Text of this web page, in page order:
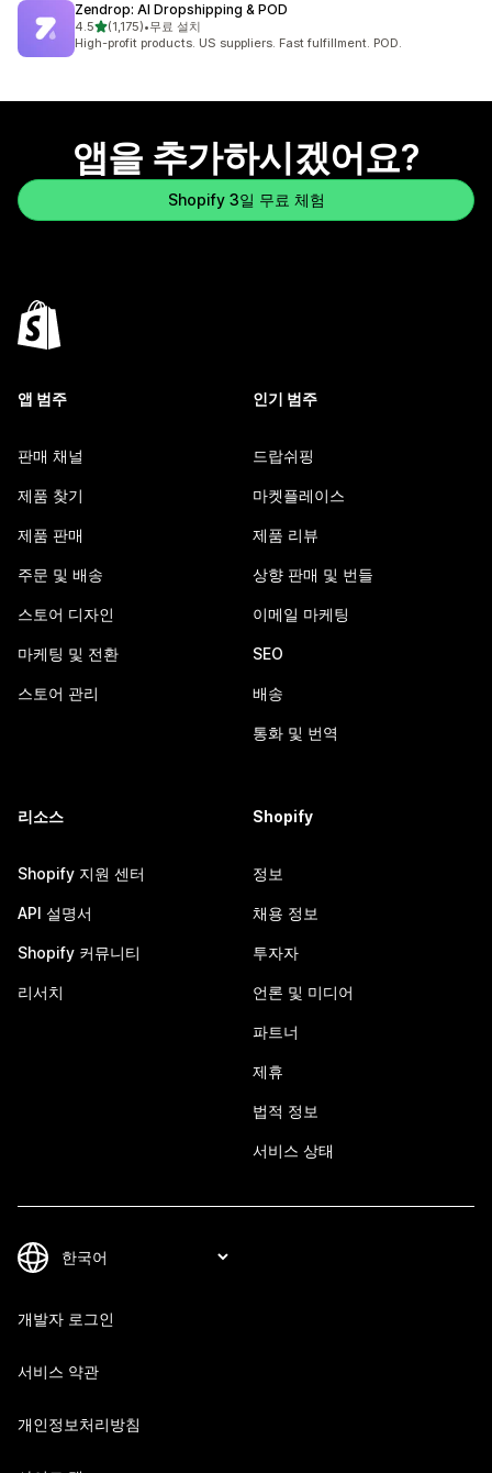
Zendrop: AI Dropshipping & POD
4.5별 5개 중
(1,175)
총 리뷰 1175개
•무료 설치
High-profit products. US suppliers. Fast fulfillment. POD.
앱을 추가하시겠어요?
Shopify 3일 무료 체험
앱 범주
판매 채널
제품 찾기
제품 판매
주문 및 배송
스토어 디자인
마케팅 및 전환
스토어 관리
인기 범주
드랍쉬핑
마켓플레이스
제품 리뷰
상향 판매 및 번들
이메일 마케팅
SEO
배송
통화 및 번역
리소스
Shopify 지원 센터
API 설명서
Shopify 커뮤니티
리서치
Shopify
정보
채용 정보
투자자
언론 및 미디어
파트너
제휴
법적 정보
서비스 상태
개발자 로그인
서비스 약관
개인정보처리방침